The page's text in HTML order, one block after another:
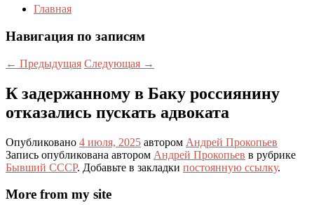
Главная
Навигация по записям
← Предыдущая Следующая →
К задержанному в Баку россиянину
отказались пускать адвоката
Опубликовано 4 июля, 2025 автором Андрей Прокопьев
Запись опубликована автором Андрей Прокопьев в рубрике
Бывший СССР. Добавьте в закладки постоянную ссылку.
More from my site